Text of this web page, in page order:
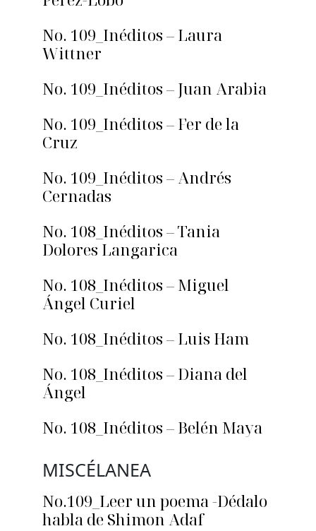
No. 109_Inéditos – Laura
Wittner
No. 109_Inéditos – Juan Arabia
No. 109_Inéditos – Fer de la
Cruz
No. 109_Inéditos – Andrés
Cernadas
No. 108_Inéditos – Tania
Dolores Langarica
No. 108_Inéditos – Miguel
Ángel Curiel
No. 108_Inéditos – Luis Ham
No. 108_Inéditos – Diana del
Ángel
No. 108_Inéditos – Belén Maya
MISCÉLANEA
No.109_Leer un poema -Dédalo
habla de Shimon Adaf